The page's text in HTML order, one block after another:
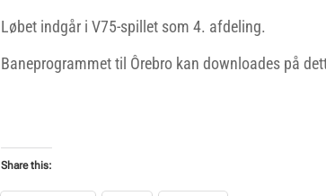
Løbet indgår i V75-spillet som 4. afdeling.
Baneprogrammet til Ôrebro kan downloades på
Share this: